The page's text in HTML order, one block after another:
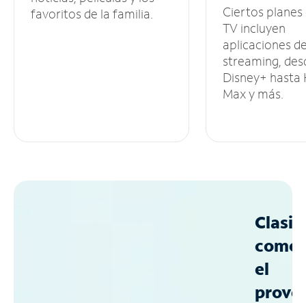
favoritos de la familia.
Ciertos planes
TV incluyen
aplicaciones
streaming,
Disney+ hasta
Max y más.
como
el